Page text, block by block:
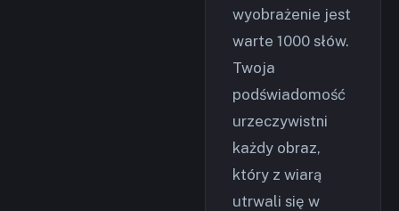
wyobrażenie jest
warte 1000 słów.
Twoja
podświadomość
urzeczywistni
każdy obraz,
który z wiarą
utrwali się w